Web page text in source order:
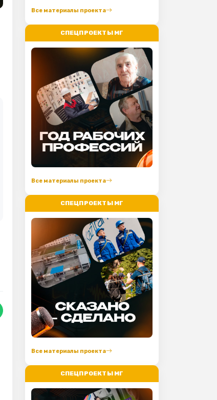
Все материалы проекта
СПЕЦПРОЕКТЫ МГ
Все материалы проекта
СПЕЦПРОЕКТЫ МГ
Все материалы проекта
СПЕЦПРОЕКТЫ МГ